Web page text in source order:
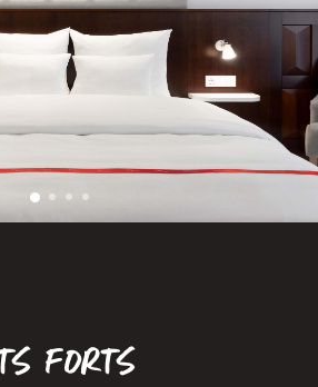
forts